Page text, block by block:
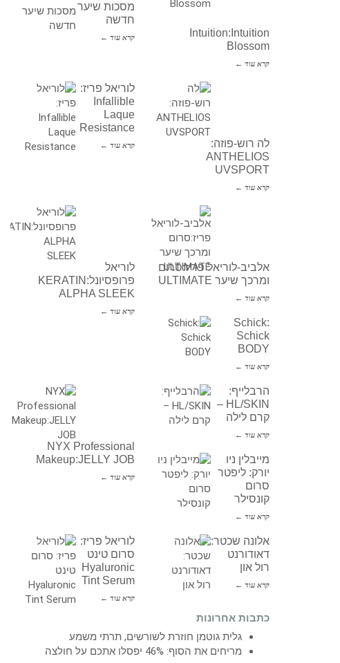
מסכות שיער
חדשה
קרא עוד ←
Intuition:Intuition
Blossom
קרא עוד ←
לוריאל פריז:
Infallible
Laque
Resistance
קרא עוד ←
לה רוש-פוזה:
ANTHELIOS
UVSPORT
קרא עוד ←
לוריאל
פרופסיונל:KERATIN
ALPHA SLEEK
קרא עוד ←
אלביב-לוריאל פריז:סרום
ומרכך שיער ULTIMATE
קרא עוד ←
Schick:
Schick
BODY
קרא עוד ←
NYX Professional
Makeup:JELLY JOB
קרא עוד ←
הרבלייף:
HL/SKIN –
קרם לילה
קרא עוד ←
מייבלין ניו
יורק: ליפטר
סרום
קונסילר
קרא עוד ←
לוריאל פריז:
סרום טינט
Hyaluronic
Tint Serum
קרא עוד ←
אלונה שכטר:
דאודורנט
רול און
קרא עוד ←
כתבות אחרונות
גלית גוטמן חוזרת לשורשים, תרתי משמע
מריחים את הסוף: 46% יפסלו אתכם על חולצה